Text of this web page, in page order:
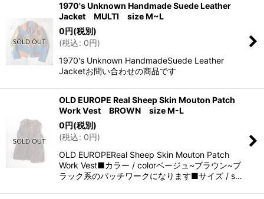
1970's Unknown Handmade Suede Leather
Jacket MULTI size M~L
0円(税別)
(税込: 0円)
1970's Unknown HandmadeSuede Leather
Jacketお問い合わせの商品です
OLD EUROPE Real Sheep Skin Mouton Patch
Work Vest BROWN size M-L
0円(税別)
(税込: 0円)
OLD EUROPEReal Sheep Skin Mouton Patch
Work Vest■カラー / colorベージュ~ブラウン~ブ
ラック系のパッチワークになります■サイズ / s…